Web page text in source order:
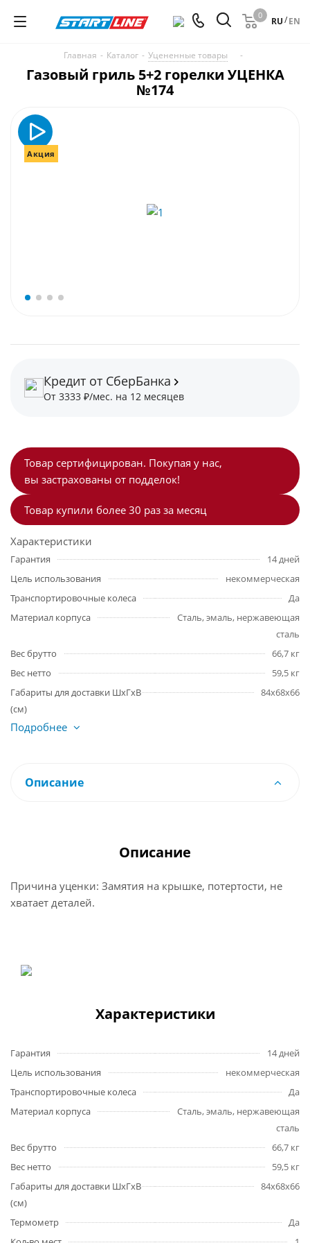
0
RU/EN
Главная - Каталог - Уцененные товары -
Газовый гриль 5+2 горелки УЦЕНКА
№174
Акция
Товар сертифицирован. Покупая у нас,
вы застрахованы от подделок!
Товар купили более 30 раз за месяц
Характеристики
Гарантия
14 дней
Цель использования
некоммерческая
Транспортировочные колеса
Да
Материал корпуса
Сталь, эмаль, нержавеющая
сталь
Вес брутто
66,7 кг
Вес нетто
59,5 кг
Габариты для доставки ШхГхВ
(см)
84х68х66
Подробнее
Кредит от СберБанка
От 3333 ₽/мес. на 12 месяцев
Описание
Описание
Причина уценки: Замятия на крышке, потертости, не
хватает деталей.
Характеристики
Гарантия
14 дней
Цель использования
некоммерческая
Транспортировочные колеса
Да
Материал корпуса
Сталь, эмаль, нержавеющая
сталь
Вес брутто
66,7 кг
Вес нетто
59,5 кг
Габариты для доставки ШхГхВ
(см)
84х68х66
Термометр
Да